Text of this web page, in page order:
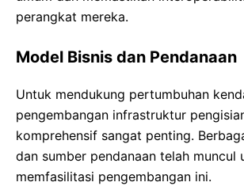
perangkat mereka.
Model Bisnis dan Pendanaan
Untuk mendukung pertumbuhan
pengembangan infrastruktur
komprehensif sangat penting.
dan sumber pendanaan telah muncul
memfasilitasi pengembangan ini.